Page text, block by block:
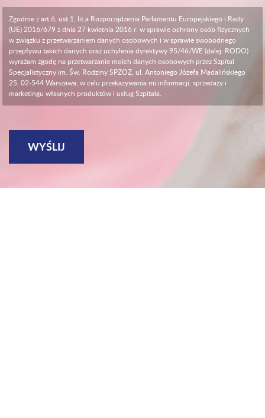
Zgodnie z art.6, ust.1, lit.a Rozporządzenia Parlamentu Europejskiego i Rady
(UE) 2016/679 z dnia 27 kwietnia 2016 r. w sprawie ochrony osób fizycznych
w związku z przetwarzaniem danych osobowych i w sprawie swobodnego
przepływu takich danych oraz uchylenia dyrektywy 95/46/WE (dalej: RODO)
wyrażam zgodę na przetwarzanie moich danych osobowych przez Szpital
Specjalistyczny im. Św. Rodziny SPZOZ, ul. Antoniego Józefa Madalińskiego
25, 02-544 Warszawa, w celu przekazywania mi informacji, sprzedaży i
marketingu własnych produktów i usług Szpitala.